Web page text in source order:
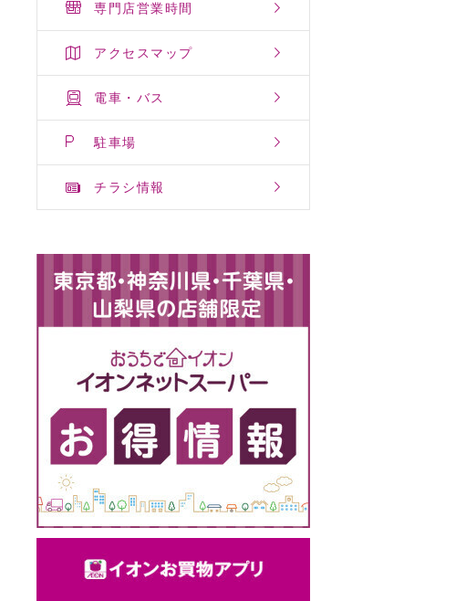
専門店営業時間
アクセスマップ
電車・バス
駐車場
チラシ情報